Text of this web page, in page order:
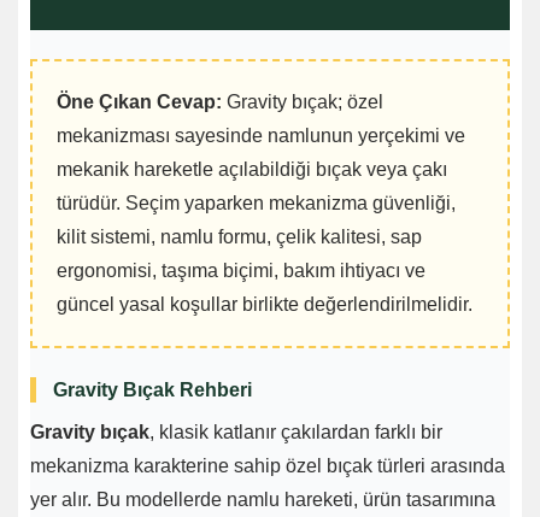
Öne Çıkan Cevap: Gravity bıçak; özel
mekanizması sayesinde namlunun yerçekimi ve
mekanik hareketle açılabildiği bıçak veya çakı
türüdür. Seçim yaparken mekanizma güvenliği,
kilit sistemi, namlu formu, çelik kalitesi, sap
ergonomisi, taşıma biçimi, bakım ihtiyacı ve
güncel yasal koşullar birlikte değerlendirilmelidir.
Gravity Bıçak Rehberi
Gravity bıçak, klasik katlanır çakılardan farklı bir
mekanizma karakterine sahip özel bıçak türleri arasında
yer alır. Bu modellerde namlu hareketi, ürün tasarımına